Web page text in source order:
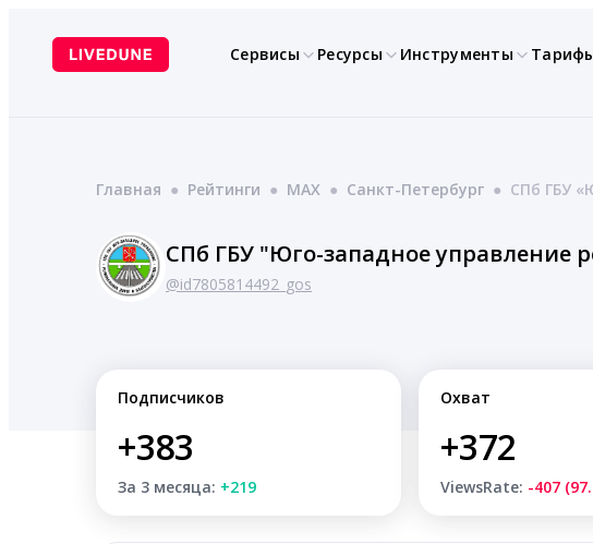
содержимому
Сервисы Ресурсы Инструменты
Главная ● Рейтинги ● MAX ● Санкт-Петербург ● СПб ГБУ
СПб ГБУ "Юго-западное управление
@id7805814492_gos
Подписчиков
+383
За 3 месяца: +219
Охват
+372
ViewsRate: -407